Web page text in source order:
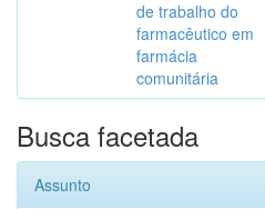
de trabalho do
farmacêutico em
farmácia
comunitária
Busca facetada
Assunto